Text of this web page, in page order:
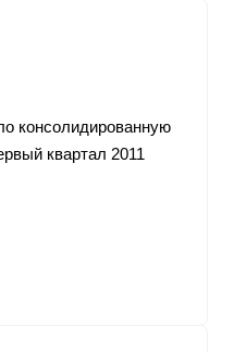
консолидированную
квартал 2011